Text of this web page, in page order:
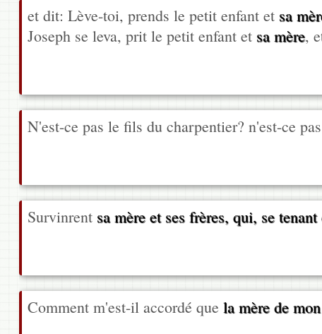
et dit: Lève-toi, prends le petit enfant et sa
Joseph se leva, prit le petit enfant et sa mère,
N'est-ce pas le fils du charpentier? n'est-ce pas
Survinrent sa mère et ses frères, qui, se
Comment m'est-il accordé que la mère de